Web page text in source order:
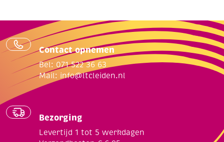
Contact opnemen
Bel: 071 522 36 63
Mail: info@ltcleiden.nl
Bezorging
Levertijd 1 tot 5 werkdagen